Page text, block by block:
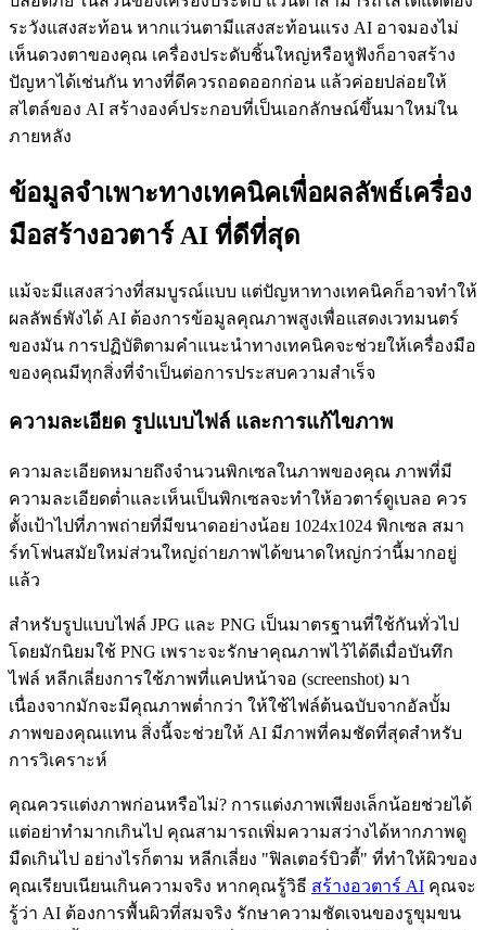
ระวังแสงสะท้อน หากแว่นตามีแสงสะท้อนแรง AI อาจมองไม่
เห็นดวงตาของคุณ เครื่องประดับชิ้นใหญ่หรือหูฟังก็อาจสร้าง
ปัญหาได้เช่นกัน ทางที่ดีควรถอดออกก่อน แล้วค่อยปล่อยให้
สไตล์ของ AI สร้างองค์ประกอบที่เป็นเอกลักษณ์ขึ้นมาใหม่ใน
ภายหลัง
ข้อมูลจำเพาะทางเทคนิคเพื่อผลลัพธ์เครื่อง
มือสร้างอวตาร์ AI ที่ดีที่สุด
แม้จะมีแสงสว่างที่สมบูรณ์แบบ แต่ปัญหาทางเทคนิคก็อาจทำให้
ผลลัพธ์พังได้ AI ต้องการข้อมูลคุณภาพสูงเพื่อแสดงเวทมนตร์
ของมัน การปฏิบัติตามคำแนะนำทางเทคนิคจะช่วยให้เครื่องมือ
ของคุณมีทุกสิ่งที่จำเป็นต่อการประสบความสำเร็จ
ความละเอียด รูปแบบไฟล์ และการแก้ไขภาพ
ความละเอียดหมายถึงจำนวนพิกเซลในภาพของคุณ ภาพที่มี
ความละเอียดต่ำและเห็นเป็นพิกเซลจะทำให้อวตาร์ดูเบลอ ควร
ตั้งเป้าไปที่ภาพถ่ายที่มีขนาดอย่างน้อย 1024x1024 พิกเซล สมา
ร์ทโฟนสมัยใหม่ส่วนใหญ่ถ่ายภาพได้ขนาดใหญ่กว่านี้มากอยู่
แล้ว
สำหรับรูปแบบไฟล์ JPG และ PNG เป็นมาตรฐานที่ใช้กันทั่วไป
โดยมักนิยมใช้ PNG เพราะจะรักษาคุณภาพไว้ได้ดีเมื่อบันทึก
ไฟล์ หลีกเลี่ยงการใช้ภาพที่แคปหน้าจอ (screenshot) มา
เนื่องจากมักจะมีคุณภาพต่ำกว่า ให้ใช้ไฟล์ต้นฉบับจากอัลบั้ม
ภาพของคุณแทน สิ่งนี้จะช่วยให้ AI มีภาพที่คมชัดที่สุดสำหรับ
การวิเคราะห์
คุณควรแต่งภาพก่อนหรือไม่? การแต่งภาพเพียงเล็กน้อยช่วยได้
แต่อย่าทำมากเกินไป คุณสามารถเพิ่มความสว่างได้หากภาพดู
มืดเกินไป อย่างไรก็ตาม หลีกเลี่ยง "ฟิลเตอร์บิวตี้" ที่ทำให้ผิวของ
คุณเรียบเนียนเกินความจริง หากคุณรู้วิธี สร้างอวตาร์ AI คุณจะ
รู้ว่า AI ต้องการพื้นผิวที่สมจริง รักษาความชัดเจนของรูขุมขน